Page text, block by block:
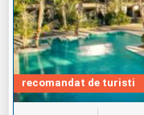
recomandat de turisti